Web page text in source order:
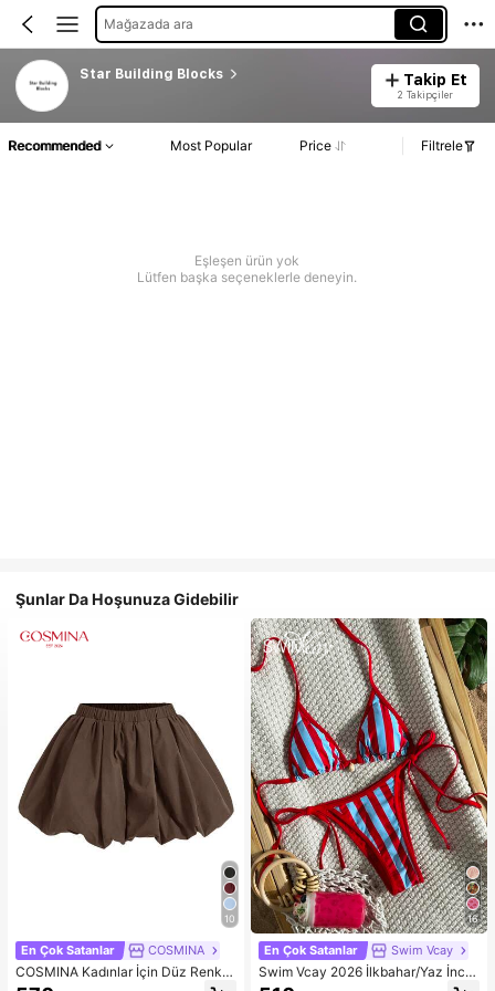
Mağazada ara
Star Building Blocks Takip Et
2 Takipçiler
Recommended Most Popular Price Filtrele
Eşleşen ürün yok
Lütfen başka seçeneklerle deneyin.
Şunlar Da Hoşunuza Gidebilir
10
En Çok Satanlar COSMINA
COSMINA Kadınlar İçin Düz Renk E
lastik Bel Şık Çok Yönlü Harem Pan
16
En Çok Satanlar Swim Vcay
Swim Vcay 2026 İlkbahar/Yaz İnce
Askılı Rastgele Kırmızı ve Mavi Çiz